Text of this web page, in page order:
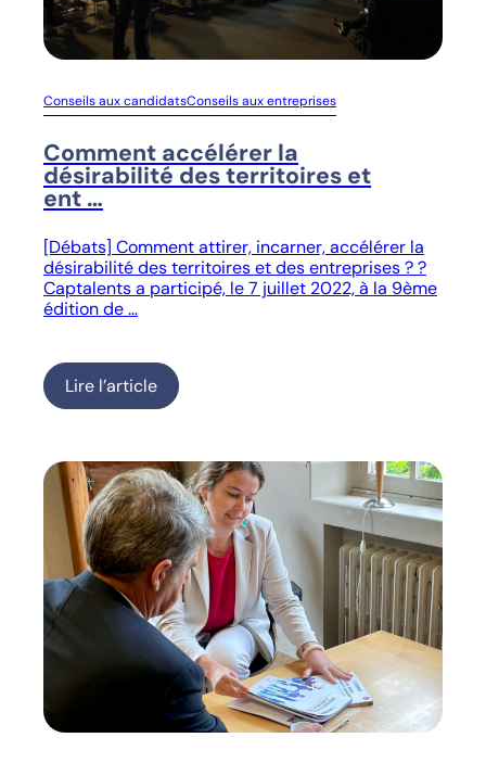
Conseils aux candidatsConseils aux entreprises
Comment accélérer la
désirabilité des territoires et
ent …
[Débats] Comment attirer, incarner, accélérer la
désirabilité des territoires et des entreprises ? ?
Captalents a participé, le 7 juillet 2022, à la 9ème
édition de …
Lire l’article